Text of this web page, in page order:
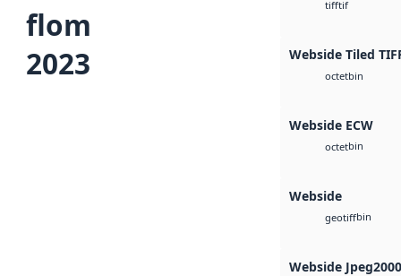
flom
2023
tifftif
Webside Tiled
octetbin
Webside ECW
octetbin
Webside
geotiffbin
Webside Jpeg2000